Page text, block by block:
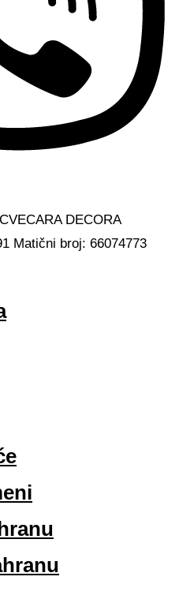
DECORA
Matični broj: 66074773